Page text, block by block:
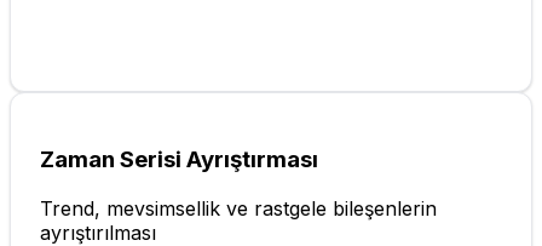
Zaman Serisi Ayrıştırması
Trend, mevsimsellik ve rastgele bileşenlerin
ayrıştırılması